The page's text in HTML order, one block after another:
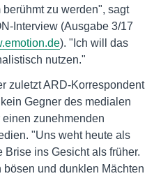
zu werden", sagt
Interview (Ausgabe 3/17
). "Ich will das
nutzen."
zuletzt ARD-Korrespondent
Gegner des medialen
zunehmenden
"Uns weht heute als
Brise ins Gesicht als früher.
und dunklen Mächten